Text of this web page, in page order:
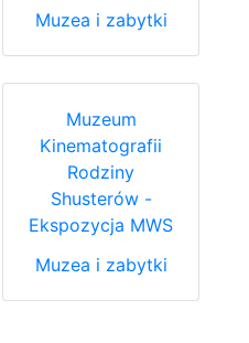
Muzea i zabytki
Muzeum
Kinematografii
Rodziny
Shusterów -
Ekspozycja MWS
Muzea i zabytki